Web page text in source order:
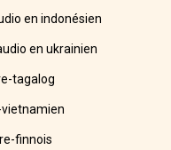
en indonésien
en ukrainien
tagalog
finnois